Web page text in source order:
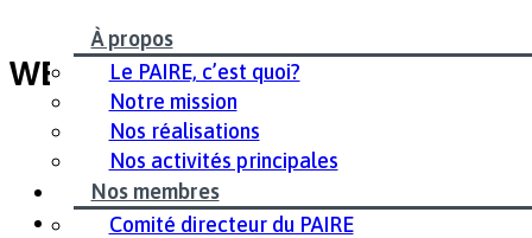
À propos
Le PAIRE, c’est quoi?
Notre mission
Nos réalisations
Nos activités principales
Nos membres
Comité directeur du PAIRE
WE Day
← WE Day